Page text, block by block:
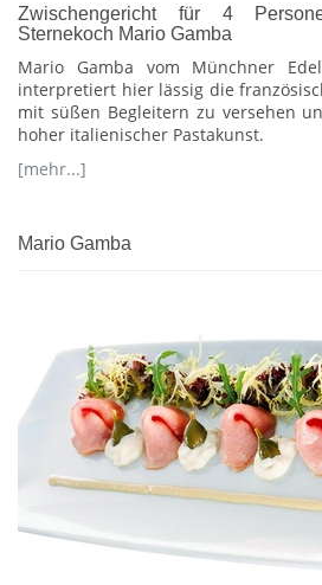
Zwischengericht für 4
Sternekoch Mario Gamba
Mario Gamba vom Münchner
interpretiert hier lässig die
mit süßen Begleitern zu versehen
hoher italienischer Pastakunst.
[mehr...]
Mario Gamba